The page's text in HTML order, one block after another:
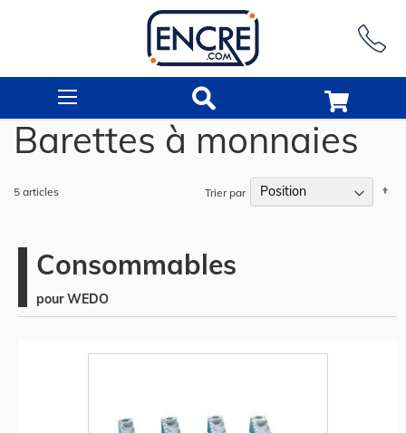
Barettes à monnaies
5 articles Trier par
Consommables
pour WEDO